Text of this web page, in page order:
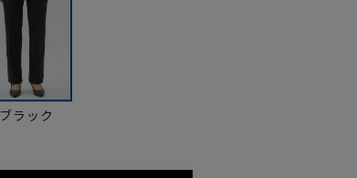
ブラック